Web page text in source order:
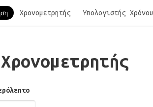
Χρονομετρητής Υπολογιστής Χρόνου
Χρονομετρητής